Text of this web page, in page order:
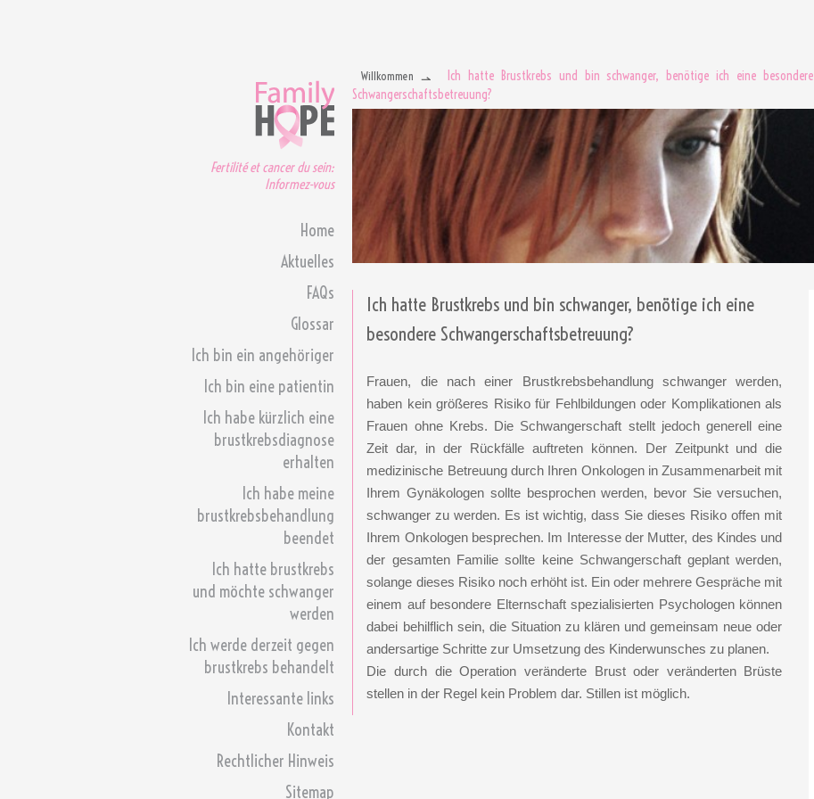
Fertilité et cancer du sein:
Informez-vous
Home
Aktuelles
FAQs
Glossar
Ich bin ein angehöriger
Ich bin eine patientin
Ich habe kürzlich eine
brustkrebsdiagnose
erhalten
Ich habe meine
brustkrebsbehandlung
beendet
Ich hatte brustkrebs
und möchte schwanger
werden
Ich werde derzeit gegen
brustkrebs behandelt
Interessante links
Kontakt
Rechtlicher Hinweis
Sitemap
Willkommen
Ich hatte Brustkrebs und bin schwanger, benötige ich eine besondere
Schwangerschaftsbetreuung?
Ich hatte Brustkrebs und bin schwanger, benötige ich eine
besondere Schwangerschaftsbetreuung?
Frauen, die nach einer Brustkrebsbehandlung schwanger werden,
haben kein größeres Risiko für Fehlbildungen oder Komplikationen als
Frauen ohne Krebs. Die Schwangerschaft stellt jedoch generell eine
Zeit dar, in der Rückfälle auftreten können. Der Zeitpunkt und die
medizinische Betreuung durch Ihren Onkologen in Zusammenarbeit mit
Ihrem Gynäkologen sollte besprochen werden, bevor Sie versuchen,
schwanger zu werden. Es ist wichtig, dass Sie dieses Risiko offen mit
Ihrem Onkologen besprechen. Im Interesse der Mutter, des Kindes und
der gesamten Familie sollte keine Schwangerschaft geplant werden,
solange dieses Risiko noch erhöht ist. Ein oder mehrere Gespräche mit
einem auf besondere Elternschaft spezialisierten Psychologen können
dabei behilflich sein, die Situation zu klären und gemeinsam neue oder
andersartige Schritte zur Umsetzung des Kinderwunsches zu planen.
Die durch die Operation veränderte Brust oder veränderten Brüste
stellen in der Regel kein Problem dar. Stillen ist möglich.